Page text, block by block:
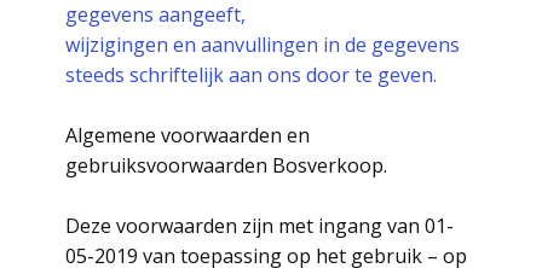
gegevens aangeeft,
wijzigingen en aanvullingen in de gegevens
steeds schriftelijk aan ons door te geven.
Algemene voorwaarden en
gebruiksvoorwaarden Bosverkoop.
Deze voorwaarden zijn met ingang van 01-
05-2019 van toepassing op het gebruik – op